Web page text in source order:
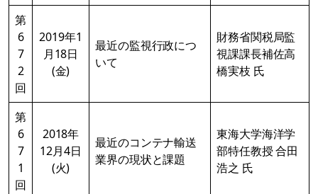
第
6
7
2
回
2019年1
月18日
(金)
最近の監視行政につ
いて
財務省関税局監
視課課長補佐高
橋実枝 氏
第
6
7
1
回
2018年
12月4日
(火)
最近のコンテナ輸送
業界の現状と課題
東海大学海洋学
部特任教授 合田
浩之 氏